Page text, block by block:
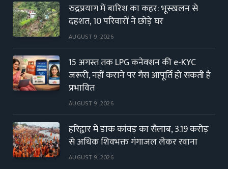
रुद्रप्रयाग में बारिश का कहर: भूस्खलन से
दहशत, 10 परिवारों ने छोड़े घर
AUGUST 9, 2026
15 अगस्त तक LPG कनेक्शन की e-KYC
जरूरी, नहीं कराने पर गैस आपूर्ति हो सकती है
प्रभावित
AUGUST 9, 2026
हरिद्वार में डाक कांवड़ का सैलाब, 3.19 करोड़
से अधिक शिवभक्त गंगाजल लेकर रवाना
AUGUST 9, 2026